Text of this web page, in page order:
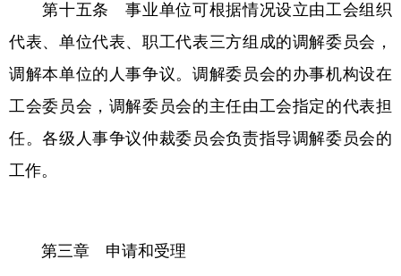
第十五条 事业单位可根据情况设立由工会组织
代表、单位代表、职工代表三方组成的调解委员会，
调解本单位的人事争议。调解委员会的办事机构设在
工会委员会，调解委员会的主任由工会指定的代表担
任。各级人事争议仲裁委员会负责指导调解委员会的
工作。
第三章 申请和受理